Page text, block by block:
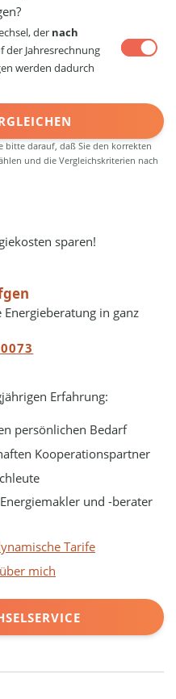
der nach
der Jahresrechnung
werden dadurch
bitte darauf, daß Sie den korrekten
und die Vergleichskriterien nach
sparen!
Energieberatung in ganz
Erfahrung:
persönlichen Bedarf
Kooperationspartner
und -berater
Tarife
mich